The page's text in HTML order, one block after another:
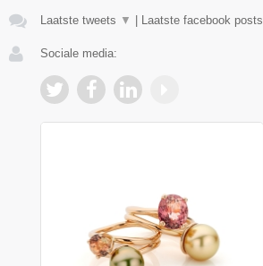
Laatste tweets ▼ Laatste facebook posts
Sociale media: